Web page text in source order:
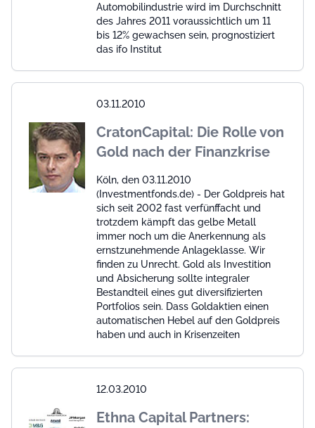
Automobilindustrie wird im Durchschnitt
des Jahres 2011 voraussichtlich um 11
bis 12% gewachsen sein, prognostiziert
das ifo Institut
03.11.2010
CratonCapital: Die Rolle von
Gold nach der Finanzkrise
Köln, den 03.11.2010
(Investmentfonds.de) - Der Goldpreis hat
sich seit 2002 fast verfünffacht und
trotzdem kämpft das gelbe Metall
immer noch um die Anerkennung als
ernstzunehmende Anlageklasse. Wir
finden zu Unrecht. Gold als Investition
und Absicherung sollte integraler
Bestandteil eines gut diversifizierten
Portfolios sein. Dass Goldaktien einen
automatischen Hebel auf den Goldpreis
haben und auch in Krisenzeiten
12.03.2010
Ethna Capital Partners: